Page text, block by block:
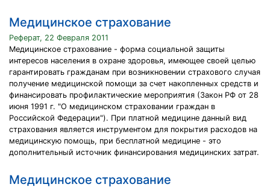
Медицинское страхование
Реферат, 22 Февраля 2011
Медицинское страхование - форма социальной защиты
интересов населения в охране здоровья, имеющее своей целью
гарантировать гражданам при возникновении страхового случая
получение медицинской помощи за счет накопленных средств и
финансировать профилактические мероприятия (Закон РФ от 28
июня 1991 г. "О медицинском страховании граждан в
Российской Федерации"). При платной медицине данный вид
страхования является инструментом для покрытия расходов на
медицинскую помощь, при бесплатной медицине - это
дополнительный источник финансирования медицинских затрат.
Медицинское страхование